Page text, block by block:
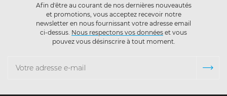
Afin d'être au courant de nos dernières nouveautés
et promotions, vous acceptez recevoir notre
newsletter en nous fournissant votre adresse email
ci-dessus. Nous respectons vos données et vous
pouvez vous désinscrire à tout moment.